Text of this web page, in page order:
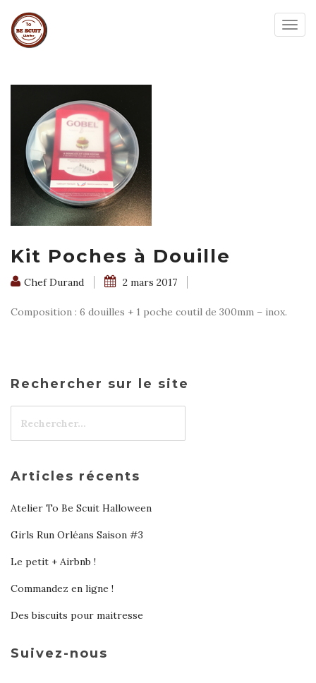
Kit Poches à Douille
Chef Durand 2 mars 2017
Composition : 6 douilles + 1 poche coutil de 300mm – inox.
Rechercher sur le site
Articles récents
Atelier To Be Scuit Halloween
Girls Run Orléans Saison #3
Le petit + Airbnb !
Commandez en ligne !
Des biscuits pour maitresse
Suivez-nous